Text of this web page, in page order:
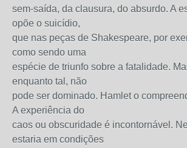
sem-saída, da clausura, do absurdo. A
opõe o suicídio,
que nas peças de Shakespeare, por
como sendo uma
espécie de triunfo sobre a fatalidade.
enquanto tal, não
pode ser dominado. Hamlet o
A experiência do
caos ou obscuridade é incontornável.
estaria em condições